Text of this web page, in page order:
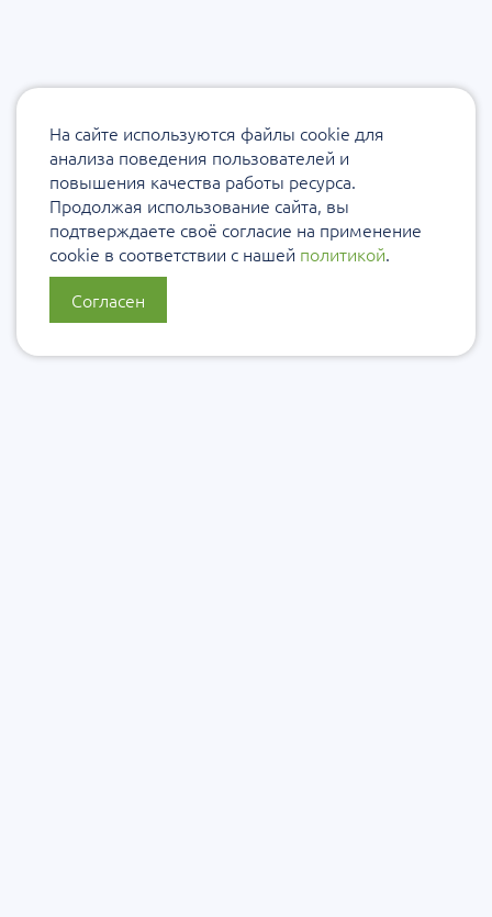
На сайте используются файлы cookie для
анализа поведения пользователей и
повышения качества работы ресурса.
Продолжая использование сайта, вы
подтверждаете своё согласие на применение
cookie в соответствии с нашей политикой.
Согласен